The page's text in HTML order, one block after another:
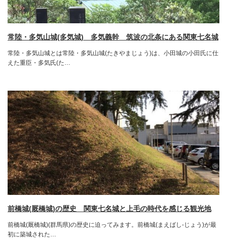
常陸・多気山城(多気城) 多気義幹 筑波の北条にある関東七名城
常陸・多気山城とは常陸・多気山城(たきやまじょう)は、小田城の小田氏に仕
えた重臣・多気氏(た…
前橋城(厩橋城)の歴史 関東七名城と上毛の時代を感じる観光地
前橋城(厩橋城)(群馬県)の歴史に迫ってみます。前橋城(まえばし-じょう)が最
初に築城された…